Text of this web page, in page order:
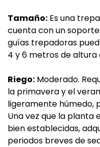
Tamaño: Es una
cuenta con un
guías trepadoras
4 y 6 metros de altura
Riego: Moderado.
la primavera y el
ligeramente húmedo,
Una vez que la planta
bien establecidas,
periodos breves de